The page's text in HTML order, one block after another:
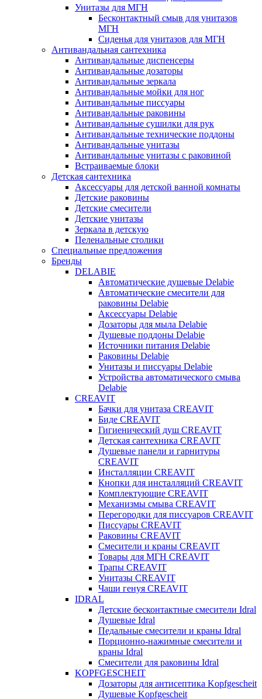
Унитазы для МГН
Бесконтактный смыв для унитазов
МГН
Сиденья для унитазов для МГН
Антивандальная сантехника
Антивандальные диспенсеры
Антивандальные дозаторы
Антивандальные зеркала
Антивандальные мойки для ног
Антивандальные писсуары
Антивандальные раковины
Антивандальные сушилки для рук
Антивандальные технические поддоны
Антивандальные унитазы
Антивандальные унитазы с раковиной
Встраиваемые блоки
Детская сантехника
Аксессуары для детской ванной комнаты
Детские раковины
Детские смесители
Детские унитазы
Зеркала в детскую
Пеленальные столики
Специальные предложения
Бренды
DELABIE
Автоматические душевые Delabie
Автоматические смесители для
раковины Delabie
Аксессуары Delabie
Дозаторы для мыла Delabie
Душевые поддоны Delabie
Источники питания Delabie
Раковины Delabie
Унитазы и писсуары Delabie
Устройства автоматического смыва
Delabie
CREAVIT
Бачки для унитаза CREAVIT
Биде CREAVIT
Гигиенический душ CREAVIT
Детская сантехника CREAVIT
Душевые панели и гарнитуры
CREAVIT
Инсталляции CREAVIT
Кнопки для инсталляций CREAVIT
Комплектующие CREAVIT
Механизмы смыва CREAVIT
Перегородки для писсуаров CREAVIT
Писсуары CREAVIT
Раковины CREAVIT
Смесители и краны CREAVIT
Товары для МГН CREAVIT
Трапы CREAVIT
Унитазы CREAVIT
Чаши генуя CREAVIT
IDRAL
Детские бесконтактные смесители Idral
Душевые Idral
Педальные смесители и краны Idral
Порционно-нажимные смесители и
краны Idral
Смеcители для раковины Idral
KOPFGESCHEIT
Дозаторы для антисептика Kopfgescheit
Душевые Kopfgescheit